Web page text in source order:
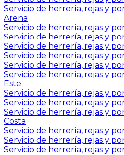
Servicio de herrería, rejas y
Arena
Servicio de herrería, rejas y
Servicio de herrería, rejas y
Servicio de herrería, rejas y
Servicio de herrería, rejas y
Servicio de herrería, rejas y
Servicio de herrería, rejas y
Este
Servicio de herrería, rejas y
Servicio de herrería, rejas y
Servicio de herrería, rejas y
Costa
Servicio de herrería, rejas y
Servicio de herrería, rejas y
Servicio de herrería, rejas y